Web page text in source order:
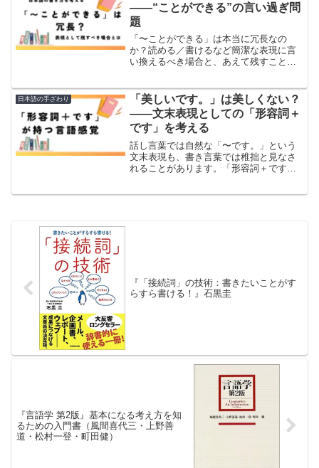
――“ことができる”の言い過ぎ問
題
「〜ことができる」は本当に冗長なの
か？読める／書けるなど簡潔な表現に言
い換えるべき場合と、あえて残すことで
日本語の手ざわり
「美しいです。」は美しくない？
――文末表現としての「形容詞＋
です」を考える
話し言葉では自然な「〜です。」という
文末表現も、書き言葉では稚拙と見なさ
れることがあります。「形容詞＋です」
『「接続詞」の技術：書きたいことがす
らすら書ける！』石黒圭
『言語学 第2版』基本になる考え方を知
るための入門書（風間喜代三・上野善
道・松村一登・町田健）